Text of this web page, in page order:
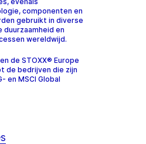
componenten en
gebruikt in diverse
en
wereldwijd.
de STOXX® Europe
de bedrijven die zijn
en MSCI Global